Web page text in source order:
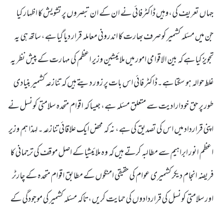
جہاں تعریف کی،وہیں ڈاکٹرفائی نے ان کے ان تبصروں پر تشویش کا اظہار کیا
جن میں مسئلہ کشمیر کو صرف بھارت کا اندرونی معاملہ قرار دیا گیا ہے، ساتھ ہی یہ
تجویز کیا ہے کہ بین الاقوامی امور میں ملائیشین وزیر اعظم کی مہارت کے پیش نظر یہ
غلط حوالہ ہو سکتا ہے۔ڈاکٹر فائی اس بات پر زور دیتے ہیں کہ تنازعہ کشمیر بنیادی
طور پر حق خودارادیت سے متعلق مسئلہ ہے، جیسا کہ اقوام متحدہ سلامتی کونسل نے
اپنی قرارداد میں اس کی تصدیق کی ہے، نہ کہ محض ایک علاقائی تنازعہ۔ لہذا ہم وزیر
اعظم انور ابراہیم سے مطالبہ کرتے ہیں کہ وہ ملائیشیا کے اصل موقف کی ترجمانی کا
فریضہ انجام دیکر کشمیری عوام کی حقیقی امنگوں کے مطابق اقوام متحدہ کے چارٹر
اور سلامتی کونسل کی قراردادوں کی حمایت کریں،تاکہ مسئلہ کشمیر کی موجودگی کے